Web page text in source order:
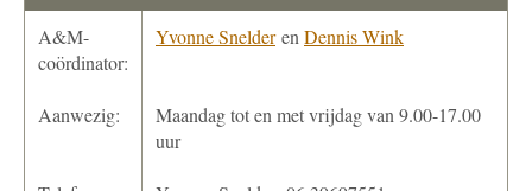
A&M-
coördinator:
Yvonne Snelderen Dennis Wink
Aanwezig:
Maandag tot en met vrijdag van 9.00-17.00
uur